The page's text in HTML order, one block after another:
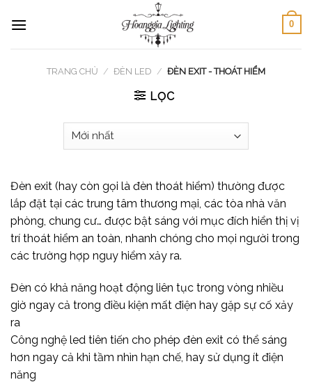
0
TRANG CHỦ / ĐÈN LED / ĐÈN EXIT - THOÁT HIỂM
LỌC
Đèn exit (hay còn gọi là đèn thoát hiểm) thường được
lắp đặt tại các trung tâm thương mại, các tòa nhà văn
phòng, chung cư… được bật sáng với mục đích hiển thị vị
trí thoát hiểm an toàn, nhanh chóng cho mọi người trong
các trường hợp nguy hiểm xảy ra.
Đèn có khả năng hoạt động liên tục trong vòng nhiều
giờ ngay cả trong điều kiện mất điện hay gặp sự cố xảy
ra
Công nghệ led tiên tiến cho phép đèn exit có thể sáng
hơn ngay cả khi tầm nhìn hạn chế, hay sử dụng ít điện
năng